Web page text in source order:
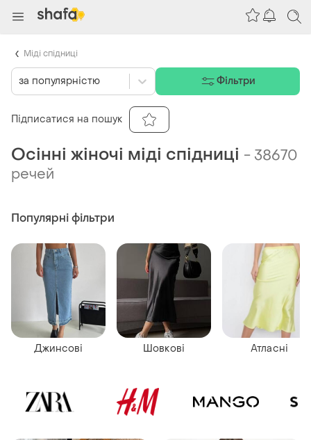
Осінні жіночі міді спідниці - 38670
речей
Популярні фільтри
Джинсові Шовкові Атласні
за популярністю Фільтри
Підписатися на пошук
Міді спідниці